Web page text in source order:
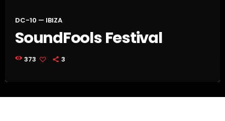
DC-10 — IBIZA
SoundFools Festival
373 3